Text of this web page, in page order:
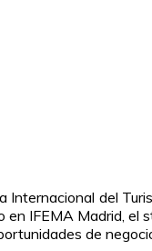
del
IFEMA Madrid, el
de